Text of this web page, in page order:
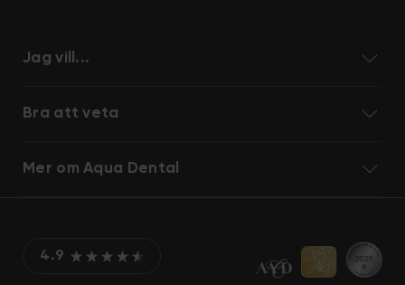
Jag vill...
Bra att veta
Mer om Aqua Dental
4.9